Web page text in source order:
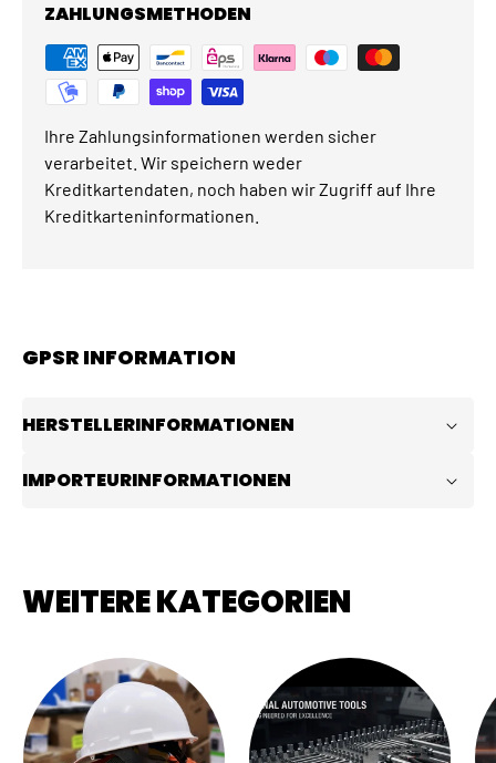
ZAHLUNGSMETHODEN
Ihre Zahlungsinformationen werden sicher
verarbeitet. Wir speichern weder
Kreditkartendaten, noch haben wir Zugriff auf Ihre
Kreditkarteninformationen.
GPSR INFORMATION
HERSTELLERINFORMATIONEN
IMPORTEURINFORMATIONEN
WEITERE KATEGORIEN